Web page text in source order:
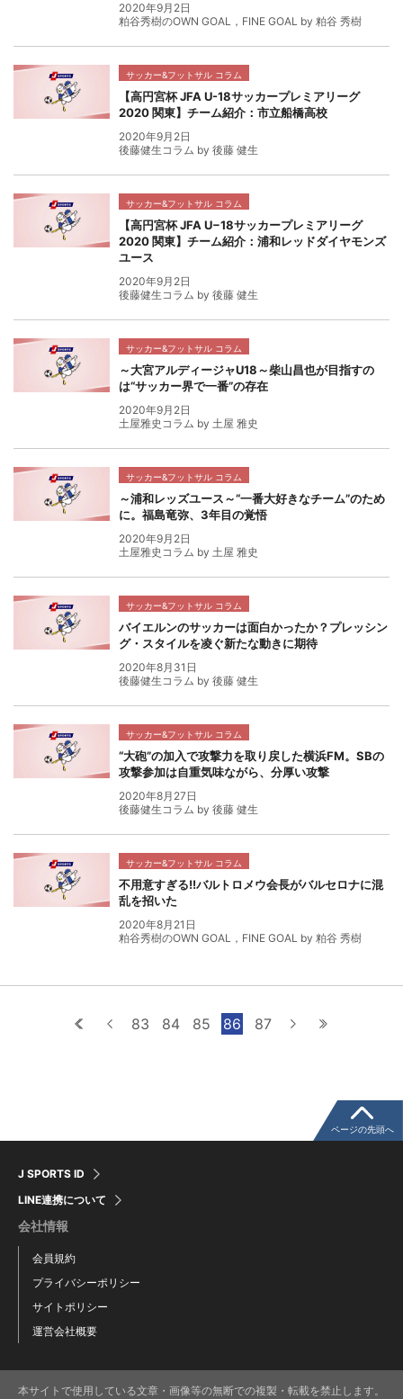
2020年9月2日
粕谷秀樹のOWN GOAL，FINE GOAL by 粕谷 秀樹
サッカー&フットサル コラム
【高円宮杯 JFA U-18サッカープレミアリーグ
2020 関東】チーム紹介：市立船橋高校
2020年9月2日
後藤健生コラム by 後藤 健生
サッカー&フットサル コラム
【高円宮杯 JFA U−18サッカープレミアリーグ
2020 関東】チーム紹介：浦和レッドダイヤモンズ
ユース
2020年9月2日
後藤健生コラム by 後藤 健生
サッカー&フットサル コラム
～大宮アルディージャU18～柴山昌也が目指すの
は“サッカー界で一番”の存在
2020年9月2日
土屋雅史コラム by 土屋 雅史
サッカー&フットサル コラム
～浦和レッズユース～“一番大好きなチーム”のため
に。福島竜弥、3年目の覚悟
2020年9月2日
土屋雅史コラム by 土屋 雅史
サッカー&フットサル コラム
バイエルンのサッカーは面白かったか？プレッシン
グ・スタイルを凌ぐ新たな動きに期待
2020年8月31日
後藤健生コラム by 後藤 健生
サッカー&フットサル コラム
“大砲”の加入で攻撃力を取り戻した横浜FM。SBの
攻撃参加は自重気味ながら、分厚い攻撃
2020年8月27日
後藤健生コラム by 後藤 健生
サッカー&フットサル コラム
不用意すぎる!!バルトロメウ会長がバルセロナに混
乱を招いた
2020年8月21日
粕谷秀樹のOWN GOAL，FINE GOAL by 粕谷 秀樹
最初へ前へ
83 84 85 86 87 次へ
J SPORTS ID
LINE連携について
会社情報
会員規約
プライバシーポリシー
サイトポリシー
運営会社概要
ページの先頭へ
本サイトで使用している文章・画像等の無断での複製・転載を禁止します。